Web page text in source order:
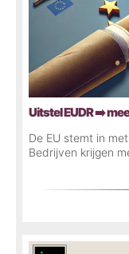
Uitstel EUDR ➡️
De EU stemt in
Bedrijven krijgen